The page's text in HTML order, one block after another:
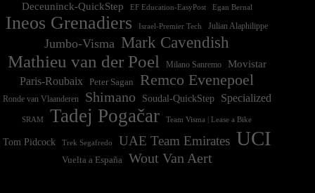
Deceuninck-QuickStep EF Education-EasyPost Egan Bernal
Ineos Grenadiers Israel-Premier Tech Julian Alaphilippe
Jumbo-Visma Mark Cavendish
Mathieu van der Poel Milano Sanremo
Movistar
Paris-Roubaix
Peter Sagan Remco Evenepoel
Ronde van Vlaanderen Shimano Soudal-QuickStep Specialized
SRAM Tadej Pogačar Team Visma | Lease a Bike
Tom Pidcock Trek Segafredo UAE Team Emirates UCI
Vuelta a España Wout Van Aert